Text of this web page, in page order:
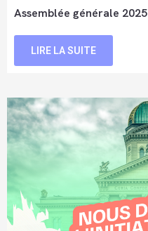
Assemblée générale 2025
LIRE LA SUITE